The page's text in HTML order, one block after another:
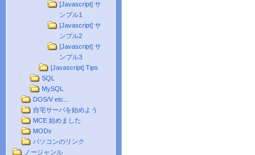
[Javascript] サ
ンプル1
[Javascript] サ
ンプル2
[Javascript] サ
ンプル3
[Javascript] Tips
SQL
MySQL
DOS/V etc...
自宅サーバを始めよう
MCE 始めました
MODx
パソコンのリンク
ノージャンル